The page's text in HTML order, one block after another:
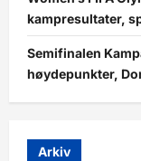
kampresultater,
Semifinalen
høydepunkter,
Arkiv